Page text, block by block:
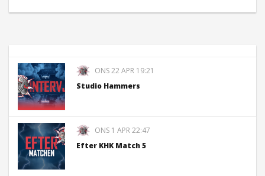
ONS 22 APR 19:21
Studio Hammers
ONS 1 APR 22:47
Efter KHK Match 5